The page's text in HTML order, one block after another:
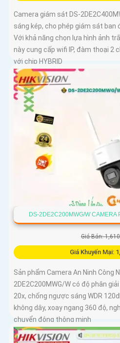
Camera giám sát DS-
sáng kép, cho phép giám sát ban
Với khả năng chọn lựa hình ảnh
này cung cấp wifi IP, đàm thoại 2
với chip HYBRID
DS-2DE2C200MWG/W CAMERA
Giá Bán:
Giá Khuyến Mại:
Sản phẩm Camera An Ninh Công
2DE2C200MWG/W có độ phân
20x, chống ngược sáng WDR
không dây, xoay ngang 360 độ,
chuyển động thông minh